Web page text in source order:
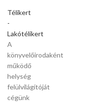
Télikert
-
Lakótélikert
A
könyvelőirodaként
működő
helység
felülvilágítóját
cégünk